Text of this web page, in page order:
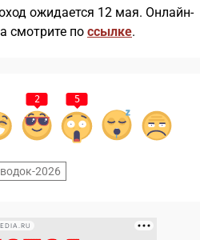
ожидается 12 мая. Онлайн-
смотрите по ссылке.
2 5
2026